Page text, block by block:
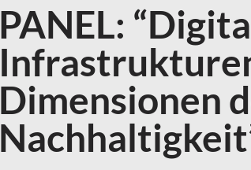
PANEL:
Dimensionen